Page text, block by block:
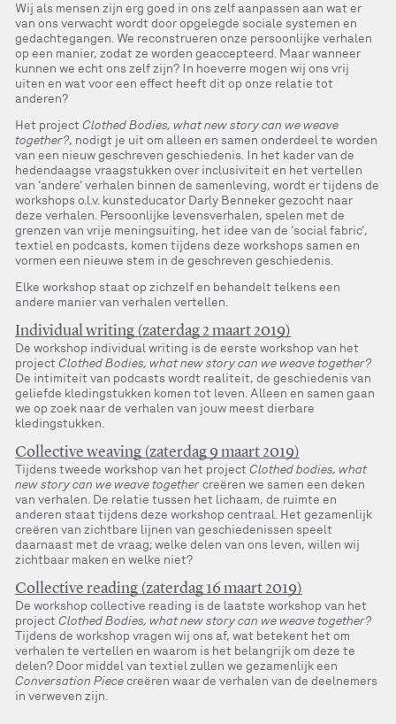
Wij als mensen zijn erg goed in ons zelf aanpassen aan wat er
van ons verwacht wordt door opgelegde sociale systemen en
gedachtegangen. We reconstrueren onze persoonlijke verhalen
op een manier, zodat ze worden geaccepteerd. Maar wanneer
kunnen we echt ons zelf zijn? In hoeverre mogen wij ons vrij
uiten en wat voor een effect heeft dit op onze relatie tot
anderen?
Het projectClothed Bodies, what new story can we weave
together?, nodigt je uit om alleen en samen onderdeel te worden
van een nieuw geschreven geschiedenis. In het kader van de
hedendaagse vraagstukken over inclusiviteit en het vertellen
van ‘andere’ verhalen binnen de samenleving, wordt er tijdens de
workshops o.l.v. kunsteducator Darly Benneker gezocht naar
deze verhalen. Persoonlijke levensverhalen, spelen met de
grenzen van vrije meningsuiting, het idee van de ‘social fabric’,
textiel en podcasts, komen tijdens deze workshops samen en
vormen een nieuwe stem in de geschreven geschiedenis.
Elke workshop staat op zichzelf en behandelt telkens een
andere manier van verhalen vertellen.
Individual writing (zaterdag 2 maart 2019)
De workshop individual writing is de eerste workshop van het
projectClothed Bodies, what new story can we weave together?
De intimiteit van podcasts wordt realiteit, de geschiedenis van
geliefde kledingstukken komen tot leven. Alleen en samen gaan
we op zoek naar de verhalen van jouw meest dierbare
kledingstukken.
Collective weaving (zaterdag 9 maart 2019)
Tijdens tweede workshop van het projectClothed bodies, what
new story can we weave togethercreëren we samen een deken
van verhalen. De relatie tussen het lichaam, de ruimte en
anderen staat tijdens deze workshop centraal. Het gezamenlijk
creëren van zichtbare lijnen van geschiedenissen speelt
daarnaast met de vraag; welke delen van ons leven, willen wij
zichtbaar maken en welke niet?
Collective reading (zaterdag 16 maart 2019)
De workshop collective reading is de laatste workshop van het
projectClothed Bodies, what new story can we weave together?
Tijdens de workshop vragen wij ons af, wat betekent het om
verhalen te vertellen en waarom is het belangrijk om deze te
delen? Door middel van textiel zullen we gezamenlijk een
Conversation Piececreëren waar de verhalen van de deelnemers
in verweven zijn.